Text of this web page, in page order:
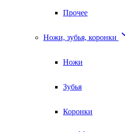
Прочее
Ножи, зубья, коронки
Ножи
Зубья
Коронки